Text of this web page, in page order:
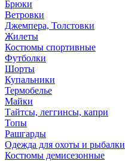
Брюки
Ветровки
Джемпера, Толстовки
Жилеты
Костюмы спортивные
Футболки
Шорты
Купальники
Термобелье
Майки
Тайтсы, леггинсы, капри
Топы
Рашгарды
Одежда для охоты и рыбалки
Костюмы демисезонные